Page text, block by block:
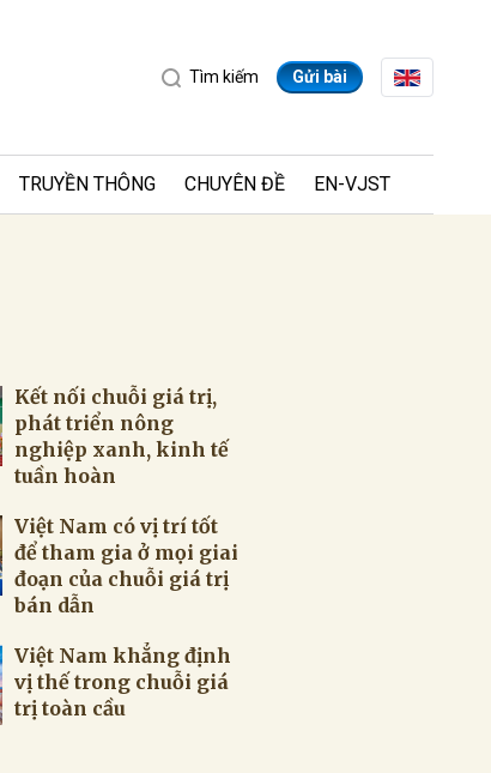
Tìm kiếm Gửi bài
TRUYỀN THÔNG CHUYÊN ĐỀ EN-VJST
Kết nối chuỗi giá trị,
phát triển nông
nghiệp xanh, kinh tế
tuần hoàn
Việt Nam có vị trí tốt
để tham gia ở mọi giai
đoạn của chuỗi giá trị
bán dẫn
Việt Nam khẳng định
vị thế trong chuỗi giá
trị toàn cầu